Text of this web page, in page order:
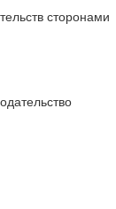
сторонами